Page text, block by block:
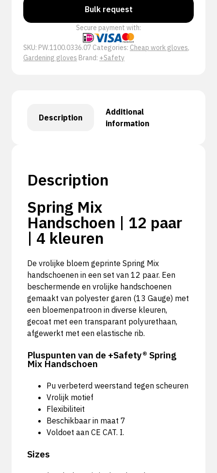
quantity
Bulk request
Secure payment with:
SKU: PW.1100.0336.07 Categories: Cheap work gloves,
Gardening gloves Brand: +Safety
Description
Additional
information
Description
Spring Mix
Handschoen | 12 paar
| 4 kleuren
De vrolijke bloem geprinte Spring Mix
handschoenen in een set van 12 paar. Een
beschermende en vrolijke handschoenen
gemaakt van polyester garen (13 Gauge) met
een bloemenpatroon in diverse kleuren,
gecoat met een transparant polyurethaan,
afgewerkt met een elastische rib.
Pluspunten van de +Safety® Spring
Mix Handschoen
Pu verbeterd weerstand tegen scheuren
Vrolijk motief
Flexibiliteit
Beschikbaar in maat 7
Voldoet aan CE CAT. I.
Sizes